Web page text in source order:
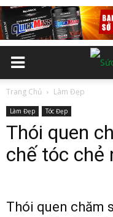
Trang Chủ Làm Đẹp
Làm Đẹp Tóc Đẹp
Thói quen
chế tóc chẻ
Thói quen chăm